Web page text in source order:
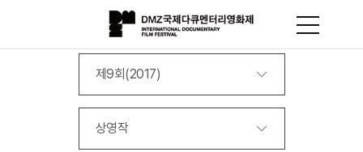
제9회(2017)
상영작